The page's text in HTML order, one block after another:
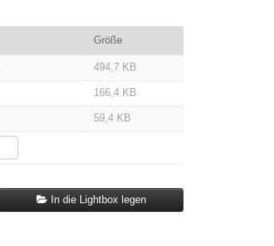
Größe
494,7 KB
166,4 KB
59,4 KB
In die Lightbox legen